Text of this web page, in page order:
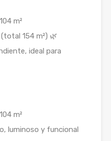
104 m²
154 m²) 🌿
ideal para
104 m²
luminoso y funcional